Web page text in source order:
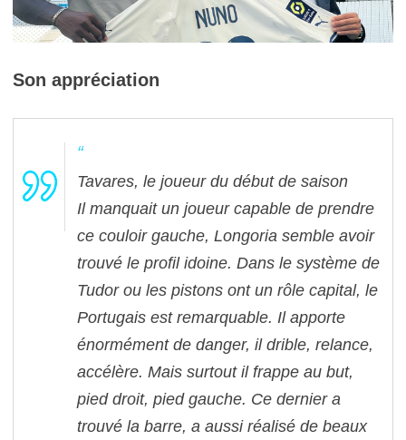
Son appréciation
Tavares, le joueur du début de saison
Il manquait un joueur capable de prendre
ce couloir gauche, Longoria semble avoir
trouvé le profil idoine. Dans le système de
Tudor ou les pistons ont un rôle capital, le
Portugais est remarquable. Il apporte
énormément de danger, il drible, relance,
accélère. Mais surtout il frappe au but,
pied droit, pied gauche. Ce dernier a
trouvé la barre, a aussi réalisé de beaux